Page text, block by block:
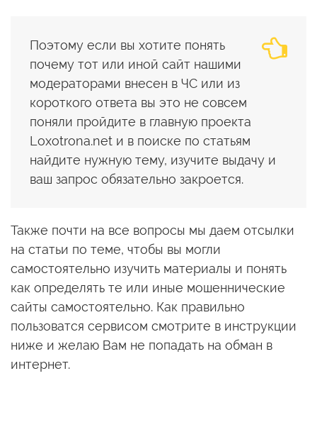
Поэтому если вы хотите понять
почему тот или иной сайт нашими
модераторами внесен в ЧС или из
короткого ответа вы это не совсем
поняли пройдите в главную проекта
Loxotrona.net и в поиске по статьям
найдите нужную тему, изучите выдачу и
ваш запрос обязательно закроется.
Также почти на все вопросы мы даем отсылки
на статьи по теме, чтобы вы могли
самостоятельно изучить материалы и понять
как определять те или иные мошеннические
сайты самостоятельно. Как правильно
пользоватся сервисом смотрите в инструкции
ниже и желаю Вам не попадать на обман в
интернет.